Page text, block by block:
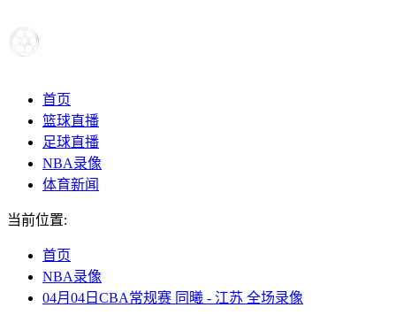
首页
篮球直播
足球直播
NBA录像
体育新闻
当前位置:
首页
NBA录像
04月04日CBA常规赛 同曦 - 江苏 全场录像